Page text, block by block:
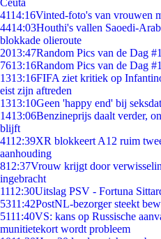
Ceuta
4114:16Vinted-foto's van vrouwen
4414:03Houthi's vallen Saoedi-
blokkade olieroute
2013:47Random Pics van de Dag
7613:16Random Pics van de Dag
1313:16FIFA ziet kritiek op
eist zijn aftreden
1313:10Geen 'happy end' bij
1413:06Benzineprijs daalt verder,
blijft
4112:39XR blokkeert A12 ruim
aanhouding
812:37Vrouw krijgt door
ingebracht
1112:30Uitslag PSV - Fortuna
5311:42PostNL-bezorger steekt
5111:40VS: kans op Russische
munitietekort wordt probleem